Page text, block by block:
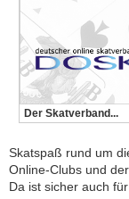
Der Skatverband...
Skatspaß rund um
Online-Clubs und
Da ist sicher auch